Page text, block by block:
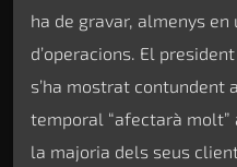
ha de gravar, almenys en
d’operacions. El
s’ha mostrat contundent
temporal “afectarà
la majoria dels seus